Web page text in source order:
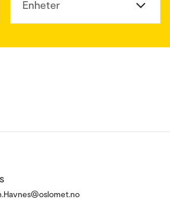
Enheter